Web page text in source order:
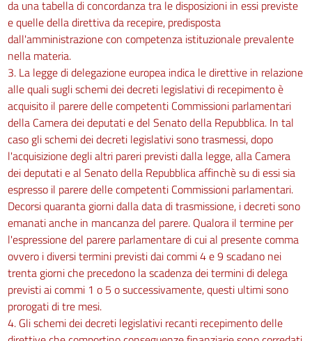
da una tabella di concordanza tra le disposizioni in essi previste
e quelle della direttiva da recepire, predisposta
dall'amministrazione con competenza istituzionale prevalente
nella materia.
3. La legge di delegazione europea indica le direttive in relazione
alle quali sugli schemi dei decreti legislativi di recepimento è
acquisito il parere delle competenti Commissioni parlamentari
della Camera dei deputati e del Senato della Repubblica. In tal
caso gli schemi dei decreti legislativi sono trasmessi, dopo
l'acquisizione degli altri pareri previsti dalla legge, alla Camera
dei deputati e al Senato della Repubblica affinchè su di essi sia
espresso il parere delle competenti Commissioni parlamentari.
Decorsi quaranta giorni dalla data di trasmissione, i decreti sono
emanati anche in mancanza del parere. Qualora il termine per
l'espressione del parere parlamentare di cui al presente comma
ovvero i diversi termini previsti dai commi 4 e 9 scadano nei
trenta giorni che precedono la scadenza dei termini di delega
previsti ai commi 1 o 5 o successivamente, questi ultimi sono
prorogati di tre mesi.
4. Gli schemi dei decreti legislativi recanti recepimento delle